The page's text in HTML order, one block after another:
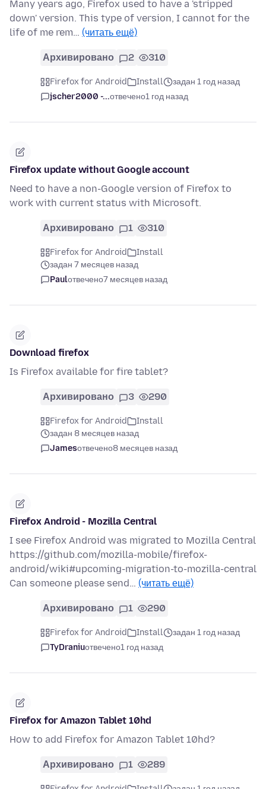
Many years ago, Firefox used to have a 'stripped
down' version. This type of version, I cannot for the
life of me rem… (читать ещё)
Архивировано 2 310
Firefox for Android Install
задан 1 год назад
jscher2000 -...отвечено1 год назад
Firefox update without Google account
Need to have a non-Google version of Firefox to
work with current status with Microsoft.
Архивировано 1 310
Firefox for Android
Install
задан 7 месяцев назад
Paulотвечено7 месяцев назад
Download firefox
Is Firefox available for fire tablet?
Архивировано 3 290
Firefox for Android
Install
задан 8 месяцев назад
Jamesотвечено8 месяцев назад
Firefox Android - Mozilla Central
I see Firefox Android was migrated to Mozilla Central
https://github.com/mozilla-mobile/firefox-
android/wiki#upcoming-migration-to-mozilla-central
Can someone please send… (читать ещё)
Архивировано 1 290
Firefox for Android Install
задан 1 год назад
TyDraniuотвечено1 год назад
Firefox for Amazon Tablet 10hd
How to add Firefox for Amazon Tablet 10hd?
Архивировано 1 289